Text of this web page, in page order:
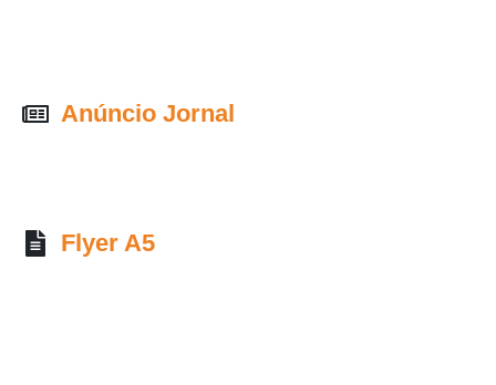
Anúncio Jornal
Flyer A5